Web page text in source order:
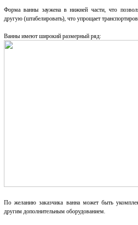
Форма ванны заужена в нижней части, что
другую (штабелировать), что упрощает
Ванны имеют широкий размерный ряд:
По желанию заказчика ванна может быть
другим дополнительным оборудованием.